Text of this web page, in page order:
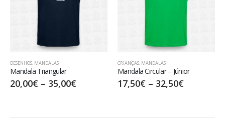
DESENHOS MANDALAS
Mandala Triangular
20,00€ – 35,00€
CRIANÇAS MANDALAS
Mandala Circular – Júnior
17,50€ – 32,50€